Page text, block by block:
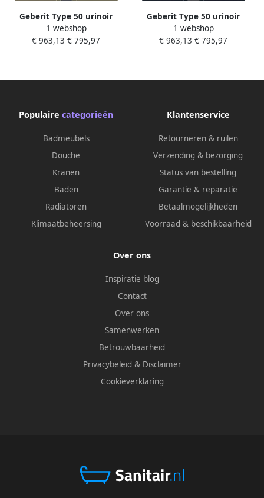
Geberit Type 50 urinoir
bedieningsplaat elektronisch
batterijvoeding easy-to-clean
1 webshop
€ 963,13 € 795,97
Geberit Type 50 urinoir
bedieningsplaat elektronisch
batterijvoeding easy-to-clean
1 webshop
€ 963,13 € 795,97
Populaire categorieën
Badmeubels
Douche
Kranen
Baden
Radiatoren
Klimaatbeheersing
Klantenservice
Retourneren & ruilen
Verzending & bezorging
Status van bestelling
Garantie & reparatie
Betaalmogelijkheden
Voorraad & beschikbaarheid
Over ons
Inspiratie blog
Contact
Over ons
Samenwerken
Betrouwbaarheid
Privacybeleid & Disclaimer
Cookieverklaring